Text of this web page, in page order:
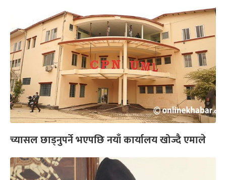
च्यासल छाड्नुपर्ने भएपछि नयाँ कार्यालय खोज्दै एमाले